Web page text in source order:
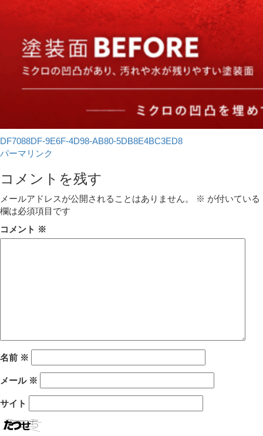
DF7088DF-9E6F-4D98-AB80-5DB8E4BC3ED8
パーマリンク
コメントを残す
メールアドレスが公開されることはありません。 ※ が付いている
欄は必須項目です
コメント ※
名前 ※
メール ※
サイト